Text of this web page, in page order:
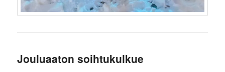
Jouluaaton soihtukulkue